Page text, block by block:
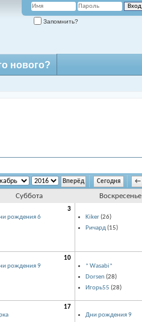
Запомнить?
нового?
Сегодня ←
Суббота Воскресенье
3
рождения 6
Kiker(26)
Ричард(15)
10
рождения 9
* Wasabi*
Dorsen (28)
Игорь55 (28)
17
Дни рождения 9